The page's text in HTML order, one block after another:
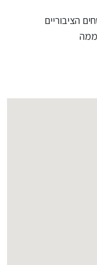
הציבוריים